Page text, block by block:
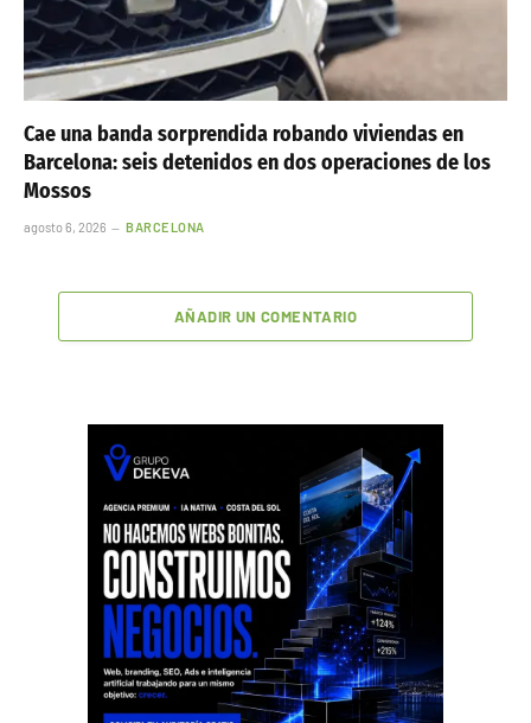
Cae una banda sorprendida robando viviendas en
Barcelona: seis detenidos en dos operaciones de los
Mossos
agosto 6, 2026 BARCELONA
AÑADIR UN COMENTARIO